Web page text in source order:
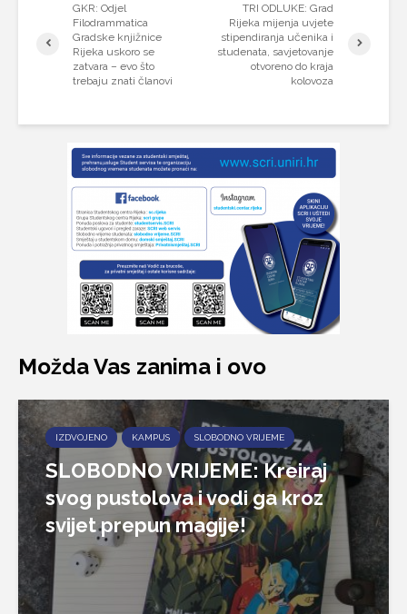
GKR: Odjel
Filodrammatica
Gradske knjižnice
Rijeka uskoro se
zatvara – evo što
trebaju znati članovi
TRI ODLUKE: Grad
Rijeka mijenja uvjete
stipendiranja učenika i
studenata, savjetovanje
otvoreno do kraja
kolovoza
Možda Vas zanima i ovo
IZDVOJENO KAMPUS SLOBODNO VRIJEME
SLOBODNO VRIJEME: Kreiraj
svog pustolova i vodi ga kroz
svijet prepun magije!